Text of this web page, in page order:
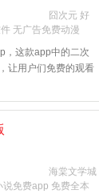
囧次元 好
无广告免费动漫
，这款app中的二次
让用户们免费的观看
游戏网下载吧！
海棠文学城
说免费app 免费全本